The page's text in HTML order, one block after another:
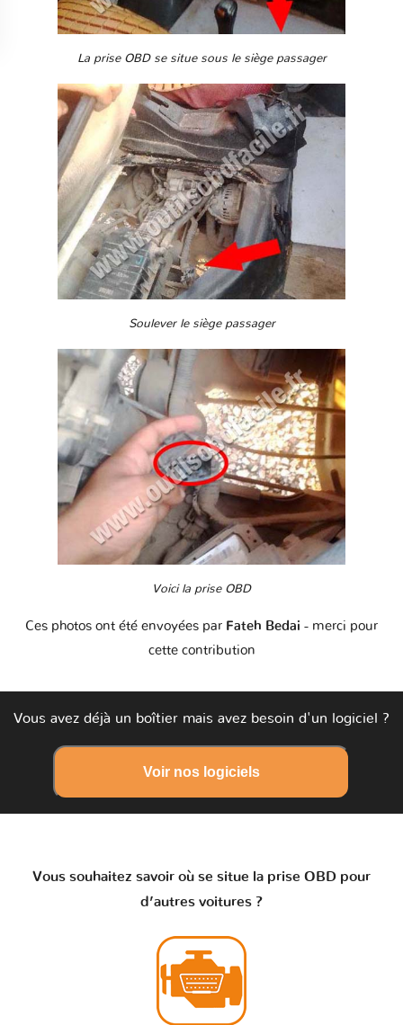
La prise OBD se situe sous le siège passager
Soulever le siège passager
Voici la prise OBD
Ces photos ont été envoyées par Fateh Bedai - merci pour
cette contribution
Vous avez déjà un boîtier mais avez besoin d'un logiciel ?
Voir nos logiciels
Vous souhaitez savoir où se situe la prise OBD pour
d’autres voitures ?